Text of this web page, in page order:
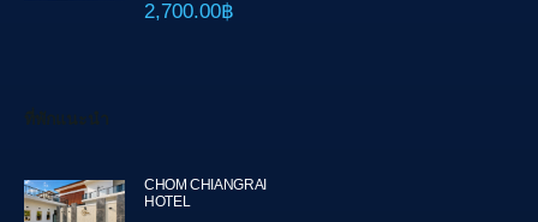
2,700.00฿
ที่พักแนะนำ
CHOM CHIANGRAI
HOTEL